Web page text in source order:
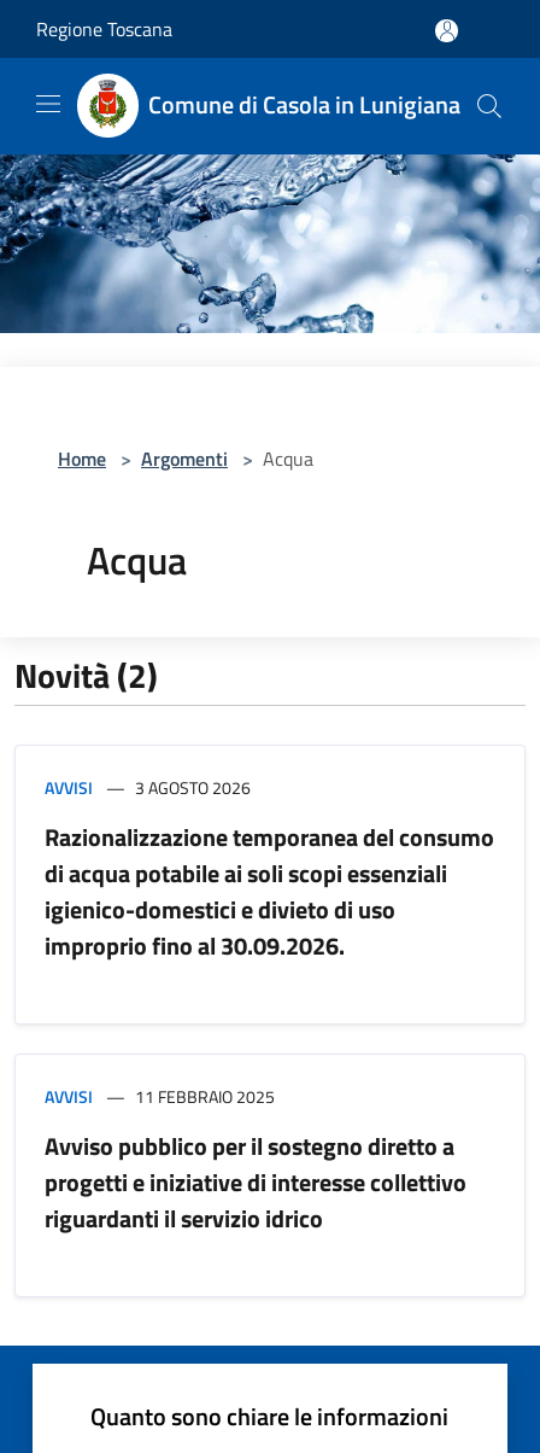
Regione Toscana
Comune di Casola in Lunigiana
Home > Argomenti > Acqua
Acqua
Novità (2)
AVVISI 3 AGOSTO 2026
Razionalizzazione temporanea del consumo
di acqua potabile ai soli scopi essenziali
igienico-domestici e divieto di uso
improprio fino al 30.09.2026.
AVVISI 11 FEBBRAIO 2025
Avviso pubblico per il sostegno diretto a
progetti e iniziative di interesse collettivo
riguardanti il servizio idrico
Quanto sono chiare le informazioni